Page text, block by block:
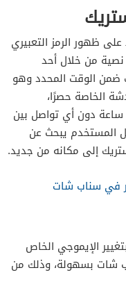
ظهور الرمز التعبيري
من خلال أحد
ضمن الوقت المحدد وهو
الخاصة حصرًا،
بالإضافة إلى أنه بحال مضي أكثر من 24 ساعة دون أي تواصل بين
المستخدم يبحث عن
إلى مكانه من جديد.
في سناب شات
الإيموجي الخاص
شات بسهولة، وذلك من